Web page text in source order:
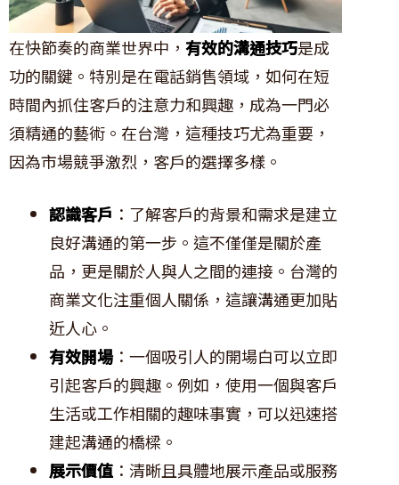
在快節奏的商業世界中， 有效的溝通技巧是成
功的關鍵。特別是在電話銷售領域，如何在短
時間內抓住客戶的注意力和興趣，成為一門必
須精通的藝術。在台灣，這種技巧尤為重要，
因為市場競爭激烈，客戶的選擇多樣。
認識客戶 ：了解客戶的背景和需求是建立
良好溝通的第一步。這不僅僅是關於產
品，更是關於人與人之間的連接。台灣的
商業文化注重個人關係，這讓溝通更加貼
近人心。
有效開場：一個吸引人的開場白可以立即
引起客戶的興趣。例如，使用一個與客戶
生活或工作相關的趣味事實，可以迅速搭
建起溝通的橋樑。
展示價值 ：清晰且具體地展示產品或服務